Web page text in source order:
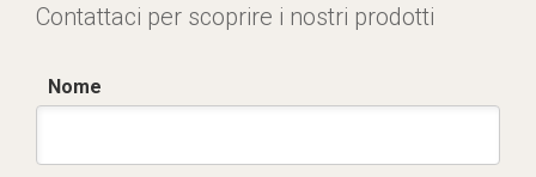
Contattaci per scoprire i nostri prodotti
Nome